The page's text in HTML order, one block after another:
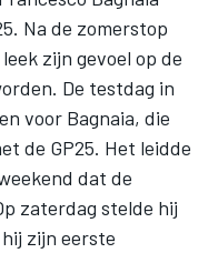
Na de zomerstop
zijn gevoel op de
De testdag in
voor Bagnaia, die
de GP25. Het leidde
dat de
zaterdag stelde hij
zijn eerste